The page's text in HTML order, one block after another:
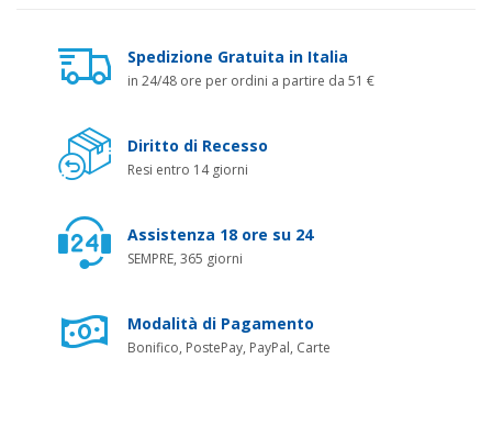
Spedizione Gratuita in Italia
in 24/48 ore per ordini a partire da 51 €
Diritto di Recesso
Resi entro 14 giorni
Assistenza 18 ore su 24
SEMPRE, 365 giorni
Modalità di Pagamento
Bonifico, PostePay, PayPal, Carte